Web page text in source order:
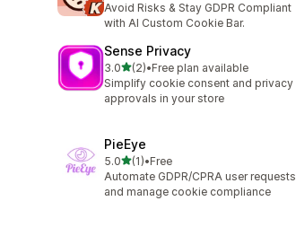
Avoid Risks & Stay GDPR Compliant
with AI Custom Cookie Bar.
Sense Privacy
3.05つ星中
(2)
合計レビュー数：2件
•Free plan available
Simplify cookie consent and privacy
approvals in your store
PieEye
5.05つ星中
(1)
合計レビュー数：1件
•Free
Automate GDPR/CPRA user requests
and manage cookie compliance